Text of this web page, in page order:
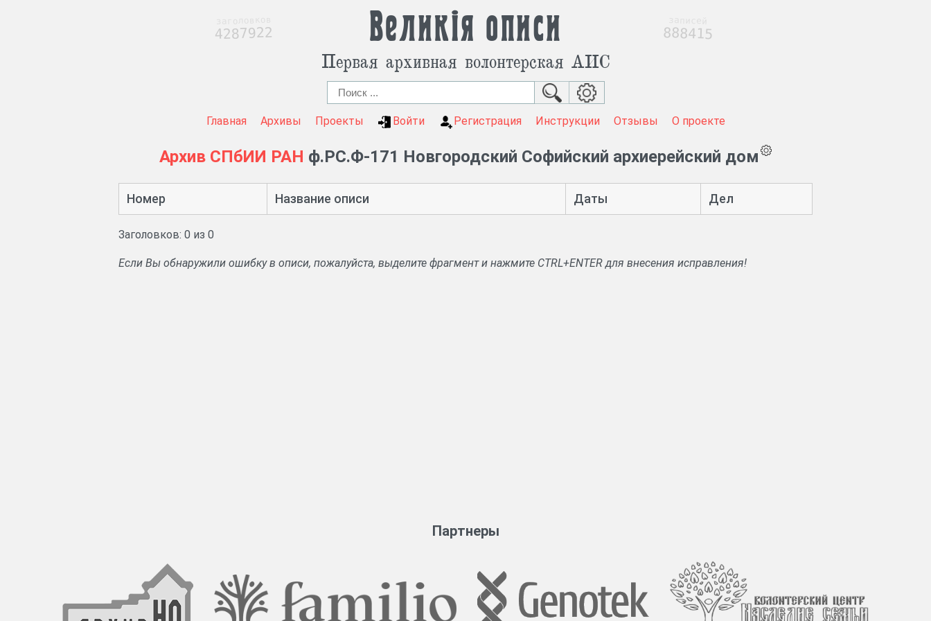
Великія описи
Первая архивная волонтерская АИС
Главная Архивы Проекты Войти Регистрация Инструкции Отзывы О проекте
Архив СПбИИ РАН ф.РС.Ф-171 Новгородский Софийский архиерейский дом
Номер Название описи Даты Дел
Заголовков: 0 из 0
Если Вы обнаружили ошибку в описи, пожалуйста, выделите фрагмент и нажмите CTRL+ENTER для внесения исправления!
Партнеры
4287922 888415